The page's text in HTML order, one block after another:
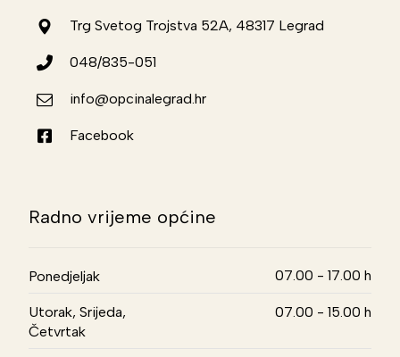
Trg Svetog Trojstva 52A, 48317 Legrad
048/835-051
info@opcinalegrad.hr
Facebook
Radno vrijeme općine
Ponedjeljak 07.00 - 17.00 h
Utorak, Srijeda,
Četvrtak
07.00 - 15.00 h